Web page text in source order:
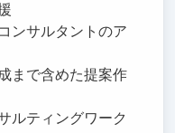
ンサルタントのア
まで含めた提案作
ルティングワーク